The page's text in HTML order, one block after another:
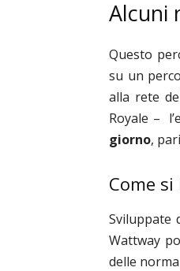
Alcuni
Questo
su un
alla rete
Royale –
giorno,
Come
Sviluppate
Wattway
delle